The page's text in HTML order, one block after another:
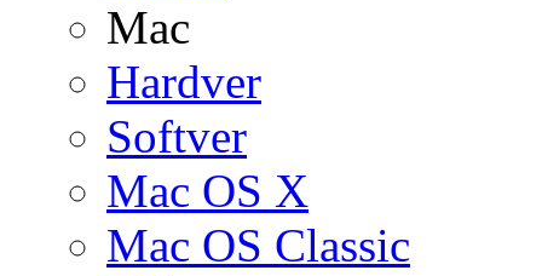
Mac
Hardver
Softver
Mac OS X
Mac OS Classic